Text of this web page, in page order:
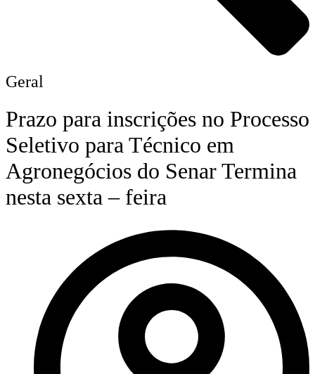
Geral
Prazo para inscrições no Processo
Seletivo para Técnico em
Agronegócios do Senar Termina
nesta sexta – feira